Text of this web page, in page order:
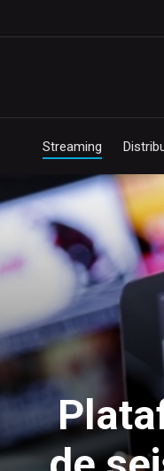
Streaming